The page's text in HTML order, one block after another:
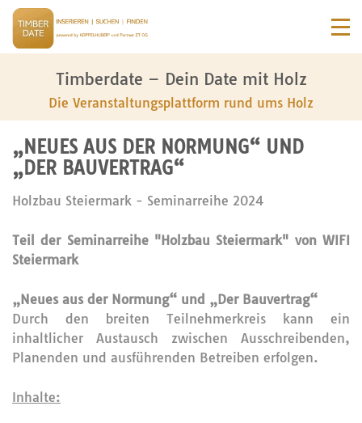
Timberdate – Dein Date mit Holz
Die Veranstaltungsplattform rund ums Holz
„NEUES AUS DER NORMUNG“ UND
„DER BAUVERTRAG“
Holzbau Steiermark - Seminarreihe 2024
Teil der Seminarreihe "Holzbau Steiermark" von WIFI
Steiermark
„Neues aus der Normung“ und „Der Bauvertrag“
Durch den breiten Teilnehmerkreis kann ein
inhaltlicher Austausch zwischen Ausschreibenden,
Planenden und ausführenden Betreiben erfolgen.
Inhalte: